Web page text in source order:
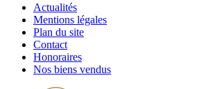
Actualités
Mentions légales
Plan du site
Contact
Honoraires
Nos biens vendus